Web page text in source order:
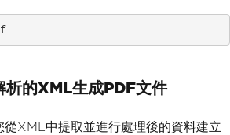
的XML生成PDF文件
XML中提取並進行處理後的資料建立